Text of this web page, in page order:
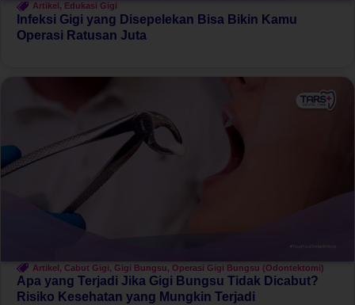
Artikel , Edukasi Gigi
Infeksi Gigi yang Disepelekan Bisa Bikin Kamu
Operasi Ratusan Juta
Artikel, Cabut Gigi, Gigi Bungsu, Operasi Gigi Bungsu (Odontektomi)
Apa yang Terjadi Jika Gigi Bungsu Tidak Dicabut?
Risiko Kesehatan yang Mungkin Terjadi